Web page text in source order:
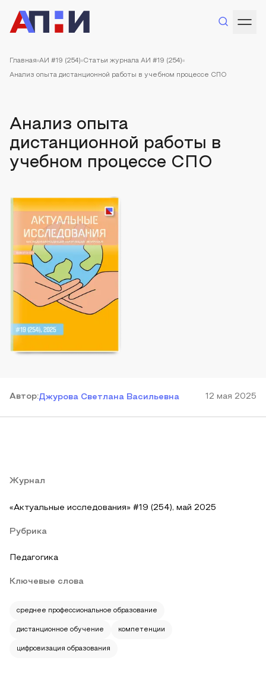
Главная АИ #19 (254) Статьи журнала АИ #19 (254)
Анализ опыта дистанционной работы в учебном процессе СПО
Анализ опыта
дистанционной работы в
учебном процессе СПО
Автор:Джурова Светлана Васильевна 12 мая 2025
Журнал
«Актуальные исследования» #19 (254), май 2025
Рубрика
Педагогика
Ключевые слова
среднее профессиональное образование
дистанционное обучение компетенции
цифровизация образования